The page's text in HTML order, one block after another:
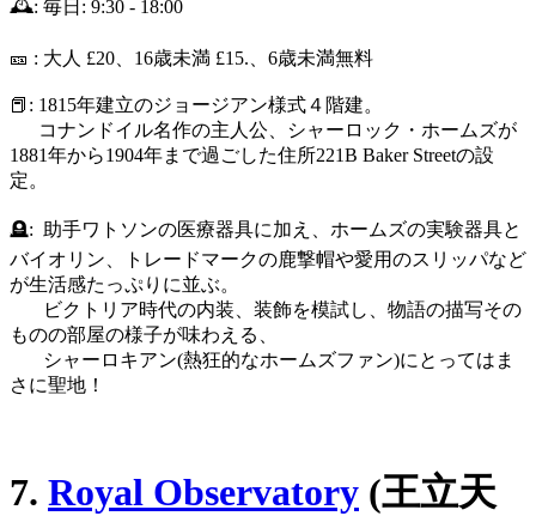
🕰️: 毎日: 9:30 - 18:00
🎫 : 大人 £20、16歳未満 £15.、6歳未満無料
📕: 1815年建立のジョージアン様式４階建。
コナンドイル名作の主人公、シャーロック・ホームズが
1881年から1904年まで過ごした住所221B Baker Streetの設
定。
🪦: 助手ワトソンの医療器具に加え、ホームズの実験器具と
バイオリン、トレードマークの鹿撃帽や愛用のスリッパなど
が生活感たっぷりに並ぶ。
ビクトリア時代の内装、装飾を模試し、物語の描写その
ものの部屋の様子が味わえる、
シャーロキアン(熱狂的なホームズファン)にとってはま
さに聖地！
7. Royal Observatory (王立天